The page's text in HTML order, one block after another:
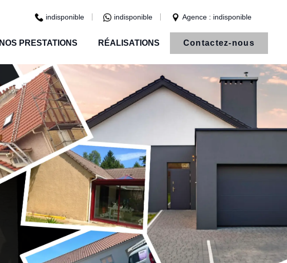
indisponible indisponible Agence : indisponible
NOS PRESTATIONS RÉALISATIONS Contactez-nous